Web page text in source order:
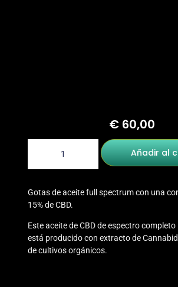
€ 60,00
Añadir al
Gotas de aceite full spectrum con una
15% de CBD.
Este aceite de CBD de espectro
está producido con extracto de
de cultivos orgánicos.